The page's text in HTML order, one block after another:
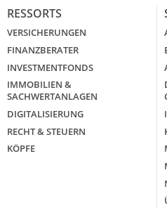
RESSORTS
VERSICHERUNGEN
FINANZBERATER
INVESTMENTFONDS
IMMOBILIEN &
SACHWERTANLAGEN
DIGITALISIERUNG
RECHT & STEUERN
KÖPFE